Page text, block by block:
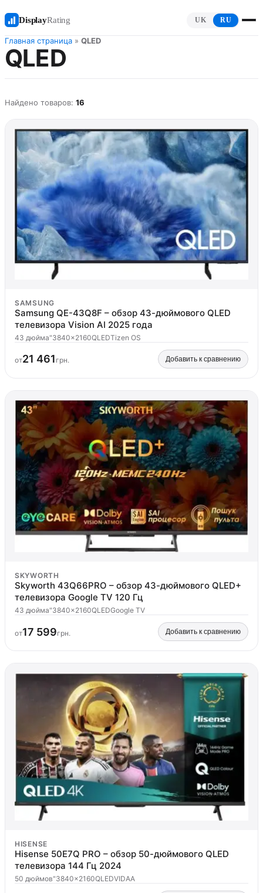
DisplayRating UK RU
Главная страница » QLED
QLED
Найдено товаров: 16
SAMSUNG
Samsung QE-43Q8F – обзор 43-дюймового QLED
телевизора Vision AI 2025 года
43 дюйма"3840x2160QLEDTizen OS
от21 461 грн. Добавить к сравнению
SKYWORTH
Skyworth 43Q66PRO – обзор 43-дюймового QLED+
телевизора Google TV 120 Гц
43 дюйма"3840x2160QLEDGoogle TV
от17 599грн. Добавить к сравнению
HISENSE
Hisense 50E7Q PRO – обзор 50-дюймового QLED
телевизора 144 Гц 2024
50 дюймов"3840x2160QLEDVIDAA